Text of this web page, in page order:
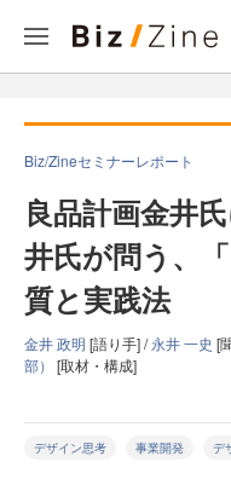
Biz/Zineセミナーレポート
良品計画金井
井氏が問う、
質と実践法
金井 政明 [語り手] /永井 一史 [
部） [取材・構成]
デザイン思考 事業開発 デ